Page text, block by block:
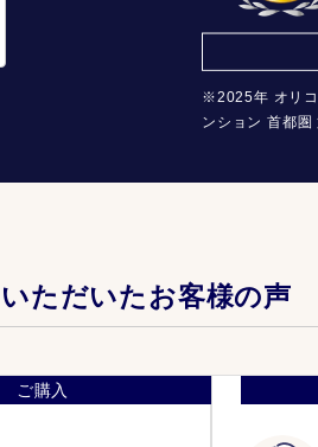
※2025年 オリ
ンション 首都圏
ただいたお客様の声
ご購入